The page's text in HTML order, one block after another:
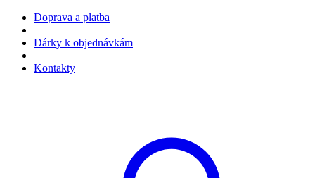
Doprava a platba
Dárky k objednávkám
Kontakty